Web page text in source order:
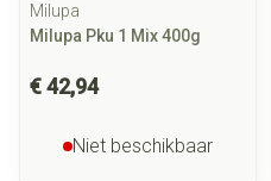
Milupa
Milupa Pku 1 Mix 400g
€ 42,94
Niet beschikbaar